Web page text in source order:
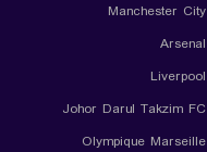
Manchester City
Arsenal
Liverpool
Johor Darul Takzim FC
Olympique Marseille